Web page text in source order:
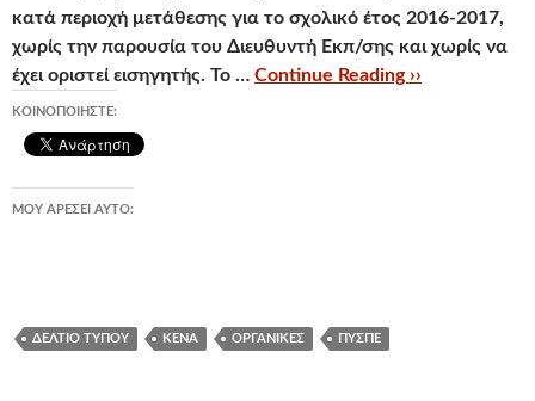
κατά περιοχή μετάθεσης για το σχολικό έτος 2016-2017,
χωρίς την παρουσία του Διευθυντή Εκπ/σης και χωρίς να
έχει οριστεί εισηγητής. Το … Continue Reading ››
ΚΟΙΝΟΠΟΙΉΣΤΕ:
ΜΟΥ ΑΡΈΣΕΙ ΑΥΤΌ:
ΔΕΛΤΊΟ ΤΎΠΟΥ ΚΕΝΆ ΟΡΓΑΝΙΚΈΣ ΠΥΣΠΕ